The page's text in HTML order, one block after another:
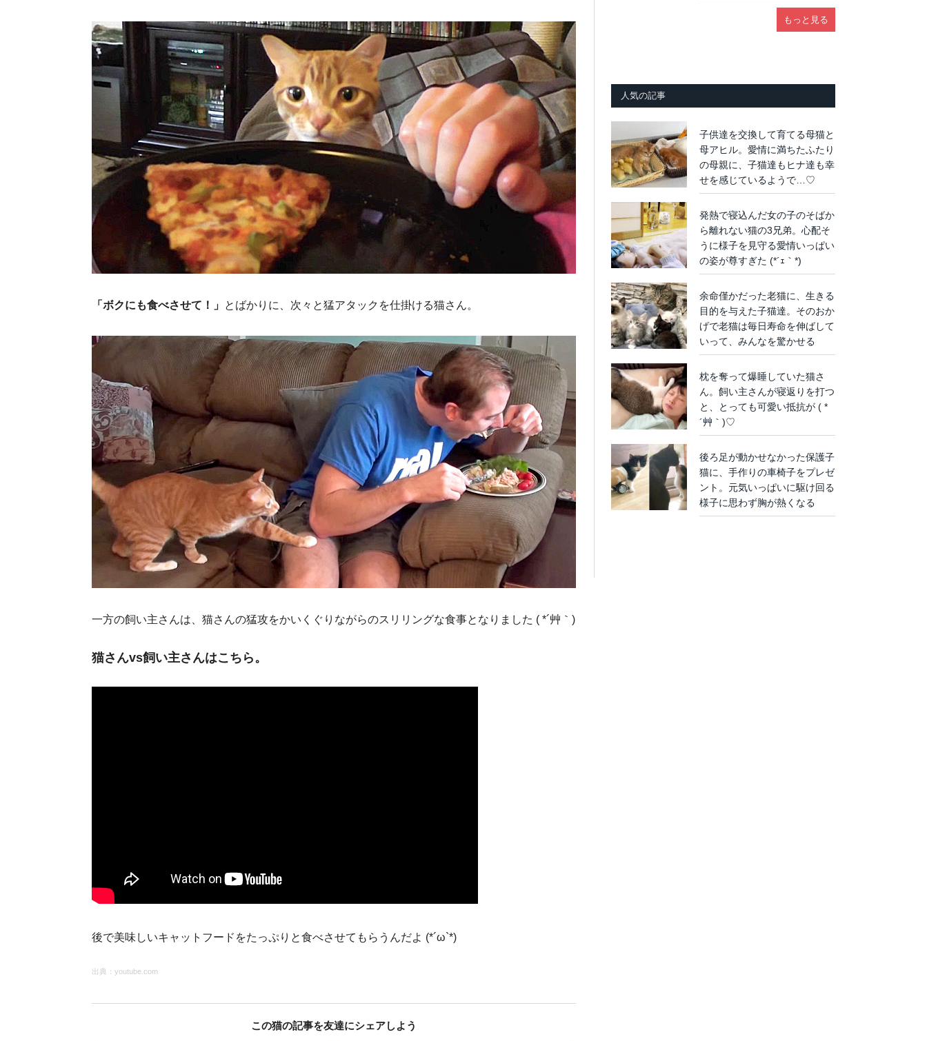
「ボクにも食べさせて！」 とばかりに、次々と猛アタックを仕掛ける猫さん。
一方の飼い主さんは、猫さんの猛攻をかいくぐりながらのスリリングな食事となりました ( *´艸｀)
猫さんvs飼い主さんはこちら。
後で美味しいキャットフードをたっぷりと食べさせてもらうんだよ (*´ω`*)
出典： youtube.com
この猫の記事を友達にシェアしよう
もっと見る
人気の記事
子供達を交換して育てる母猫と
母アヒル。愛情に満ちたふたり
の母親に、子猫達もヒナ達も幸
せを感じているようで…♡
発熱で寝込んだ女の子のそばか
ら離れない猫の3兄弟。心配そ
うに様子を見守る愛情いっぱい
の姿が尊すぎた (*´ｪ｀*)
余命僅かだった老猫に、生きる
目的を与えた子猫達。そのおか
げで老猫は毎日寿命を伸ばして
いって、みんなを驚かせる
枕を奪って爆睡していた猫さ
ん。飼い主さんが寝返りを打つ
と、とっても可愛い抵抗が ( *
´艸｀)♡
後ろ足が動かせなかった保護子
猫に、手作りの車椅子をプレゼ
ント。元気いっぱいに駆け回る
様子に思わず胸が熱くなる